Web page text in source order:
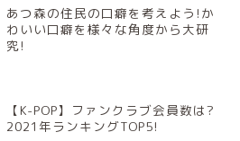
あつ森の住民の口癖を考えよう!か
わいい口癖を様々な角度から大研
究!
【K-POP】ファンクラブ会員数は?
2021年ランキングTOP5!